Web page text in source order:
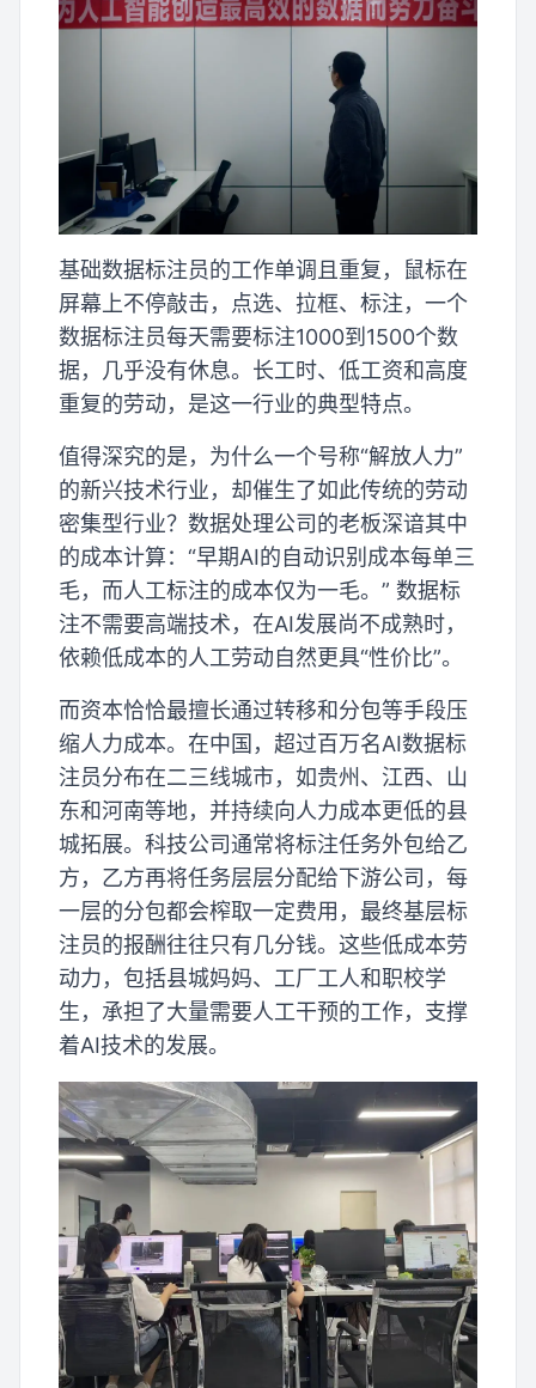
基础数据标注员的工作单调且重复，鼠标在
屏幕上不停敲击，点选、拉框、标注，一个
数据标注员每天需要标注1000到1500个数
据，几乎没有休息。长工时、低工资和高度
重复的劳动，是这一行业的典型特点。
值得深究的是，为什么一个号称“解放人力”
的新兴技术行业，却催生了如此传统的劳动
密集型行业？数据处理公司的老板深谙其中
的成本计算：“早期AI的自动识别成本每单三
毛，而人工标注的成本仅为一毛。” 数据标
注不需要高端技术，在AI发展尚不成熟时，
依赖低成本的人工劳动自然更具“性价比”。
而资本恰恰最擅长通过转移和分包等手段压
缩人力成本。在中国，超过百万名AI数据标
注员分布在二三线城市，如贵州、江西、山
东和河南等地，并持续向人力成本更低的县
城拓展。科技公司通常将标注任务外包给乙
方，乙方再将任务层层分配给下游公司，每
一层的分包都会榨取一定费用，最终基层标
注员的报酬往往只有几分钱。这些低成本劳
动力，包括县城妈妈、工厂工人和职校学
生，承担了大量需要人工干预的工作，支撑
着AI技术的发展。